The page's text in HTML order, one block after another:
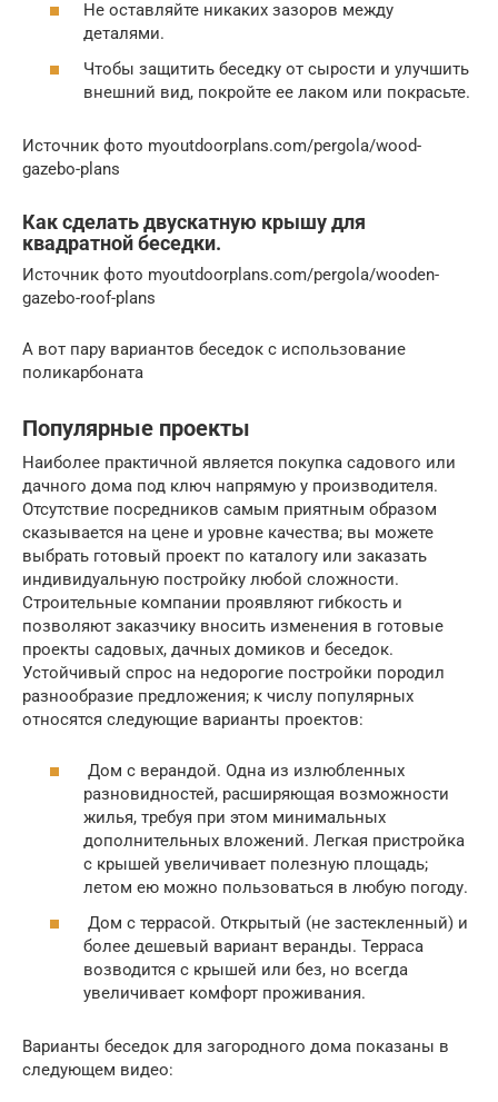
Не оставляйте никаких зазоров между
деталями.
Чтобы защитить беседку от сырости и улучшить
внешний вид, покройте ее лаком или покрасьте.
Источник фото myoutdoorplans.com/pergola/wood-
gazebo-plans
Как сделать двускатную крышу для
квадратной беседки.
Источник фото myoutdoorplans.com/pergola/wooden-
gazebo-roof-plans
А вот пару вариантов беседок с использование
поликарбоната
Популярные проекты
Наиболее практичной является покупка садового или
дачного дома под ключ напрямую у производителя.
Отсутствие посредников самым приятным образом
сказывается на цене и уровне качества; вы можете
выбрать готовый проект по каталогу или заказать
индивидуальную постройку любой сложности.
Строительные компании проявляют гибкость и
позволяют заказчику вносить изменения в готовые
проекты садовых, дачных домиков и беседок.
Устойчивый спрос на недорогие постройки породил
разнообразие предложения; к числу популярных
относятся следующие варианты проектов:
Дом с верандой. Одна из излюбленных
разновидностей, расширяющая возможности
жилья, требуя при этом минимальных
дополнительных вложений. Легкая пристройка
с крышей увеличивает полезную площадь;
летом ею можно пользоваться в любую погоду.
Дом с террасой. Открытый (не застекленный) и
более дешевый вариант веранды. Терраса
возводится с крышей или без, но всегда
увеличивает комфорт проживания.
Варианты беседок для загородного дома показаны в
следующем видео: